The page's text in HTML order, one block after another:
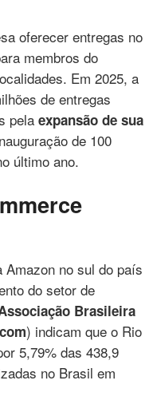
oferecer entregas no
membros do
Em 2025, a
de entregas
pela expansão de sua
de 100
último ano.
no sul do país
do setor de
Brasileira
) indicam que o Rio
5,79% das 438,9
no Brasil em